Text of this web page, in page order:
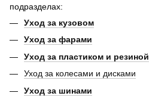
подразделах:
Уход за кузовом
Уход за фарами
Уход за пластиком и резиной
Уход за колесами и дисками
Уход за шинами